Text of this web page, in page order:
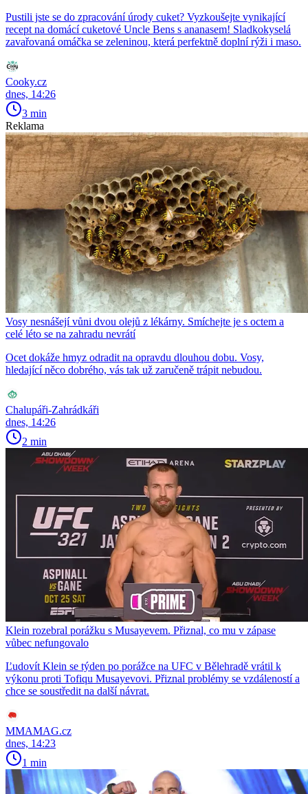
Pustili jste se do zpracování úrody cuket? Vyzkoušejte vynikající
recept na domácí cuketové Uncle Bens s ananasem! Sladkokyselá
zavařovaná omáčka se zeleninou, která perfektně doplní rýži i maso.
Cooky.cz
dnes, 14:26
3 min
Reklama
Vosy nesnášejí vůni dvou olejů z lékárny. Smíchejte je s octem a
celé léto se na zahradu nevrátí
Ocet dokáže hmyz odradit na opravdu dlouhou dobu. Vosy,
hledající něco dobrého, vás tak už zaručeně trápit nebudou.
Chalupáři-Zahrádkáři
dnes, 14:26
2 min
Klein rozebral porážku s Musayevem. Přiznal, co mu v zápase
vůbec nefungovalo
Ľudovít Klein se týden po porážce na UFC v Bělehradě vrátil k
výkonu proti Tofiqu Musayevovi. Přiznal problémy se vzdáleností a
chce se soustředit na další návrat.
MMAMAG.cz
dnes, 14:23
1 min